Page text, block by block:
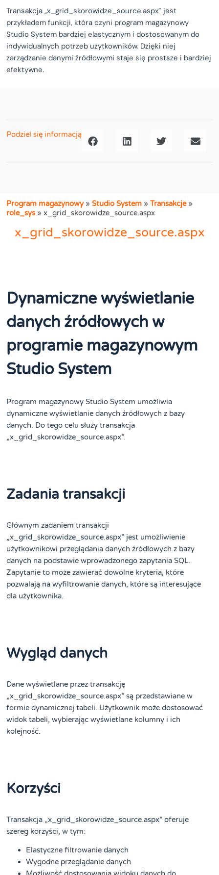
Transakcja „x_grid_skorowidze_source.aspx” jest
przykładem funkcji, która czyni program magazynowy
Studio System bardziej elastycznym i dostosowanym do
indywidualnych potrzeb użytkowników. Dzięki niej
zarządzanie danymi źródłowymi staje się prostsze i bardziej
efektywne.
Podziel się informacją
Program magazynowy»Studio System »Transakcje»
role_sys»x_grid_skorowidze_source.aspx
x_grid_skorowidze_source.aspx
Dynamiczne wyświetlanie
danych źródłowych w
programie magazynowym
Studio System
Program magazynowy Studio System umożliwia
dynamiczne wyświetlanie danych źródłowych z bazy
danych. Do tego celu służy transakcja
„x_grid_skorowidze_source.aspx”.
Zadania transakcji
Głównym zadaniem transakcji
„x_grid_skorowidze_source.aspx” jest umożliwienie
użytkownikowi przeglądania danych źródłowych z bazy
danych na podstawie wprowadzonego zapytania SQL.
Zapytanie to może zawierać dowolne kryteria, które
pozwalają na wyfiltrowanie danych, które są interesujące
dla użytkownika.
Wygląd danych
Dane wyświetlane przez transakcję
„x_grid_skorowidze_source.aspx” są przedstawiane w
formie dynamicznej tabeli. Użytkownik może dostosować
widok tabeli, wybierając wyświetlane kolumny i ich
kolejność.
Korzyści
Transakcja „x_grid_skorowidze_source.aspx” oferuje
szereg korzyści, w tym:
Elastyczne filtrowanie danych
Wygodne przeglądanie danych